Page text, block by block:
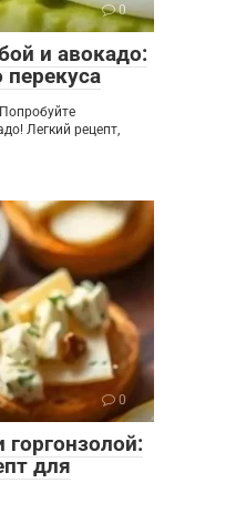
0
и авокадо:
перекуса
Легкий рецепт,
0
горгонзолой:
для